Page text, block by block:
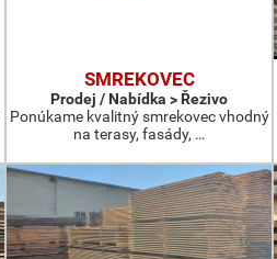
SMREKOVEC
Prodej / Nabídka > Řezivo
Ponúkame kvalitný smrekovec vhodný
na terasy, fasády, …